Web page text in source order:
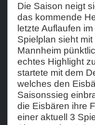
Die Saison neigt
das kommende
letzte Auflaufen
Spielplan sieht
Mannheim
echtes Highlight
startete mit dem
welches den
Saisonssieg
die Eisbären ihre
einer aktuell 3